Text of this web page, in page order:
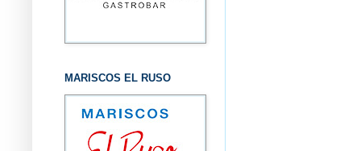
MARISCOS EL RUSO